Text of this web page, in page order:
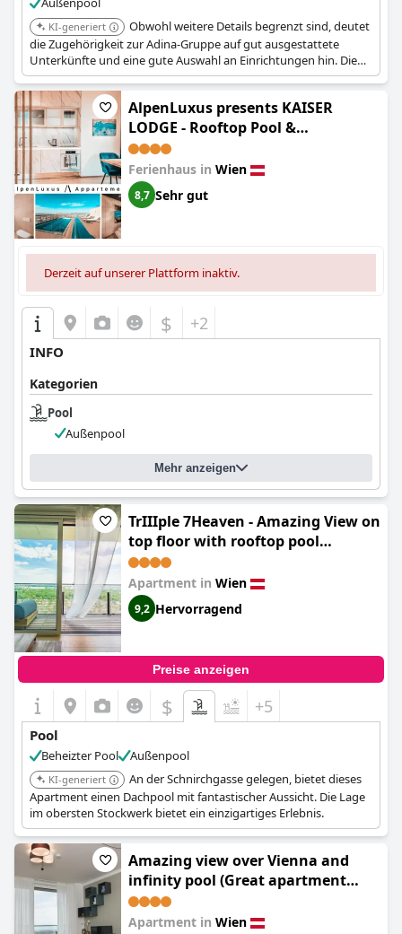
KI-generiert
Obwohl weitere Details begrenzt sind, deutet
die Zugehörigkeit zur Adina-Gruppe auf gut ausgestattete
Unterkünfte und eine gute Auswahl an Einrichtungen hin. Die
Lage in der Nähe der Donau könnte angenehme Ausblicke
bieten. Adina Apartment Hotels verfügen typischerweise über
Pools und Fitnesscenter.AlpenLuxus presents KAISER
LODGE - Rooftop Pool &
Underground Car Park (KAISER
LODGE with Balcony & Rooftop
Pool Access, AlpenLuxus
Collection)
Ferienhaus in Wien
8,7 Sehr gut
Derzeit auf unserer Plattform inaktiv.
$ +2
INFO
Kategorien
Pool
Außenpool
Mehr anzeigen
TrIIIple 7Heaven - Amazing View on
top floor with rooftop pool
(Wonderful Apartment with 2
bedrooms and pool and parking)
Apartment in Wien
9,2 Hervorragend
Preise anzeigen
$ +5
Pool
Beheizter Pool Außenpool
KI-generiert
An der Schnirchgasse gelegen, bietet dieses
Apartment einen Dachpool mit fantastischer Aussicht. Die Lage
im obersten Stockwerk bietet ein einzigartiges Erlebnis.
Amazing view over Vienna and
infinity pool (Great apartment
with view and heated rooftop Pool)
Apartment in Wien